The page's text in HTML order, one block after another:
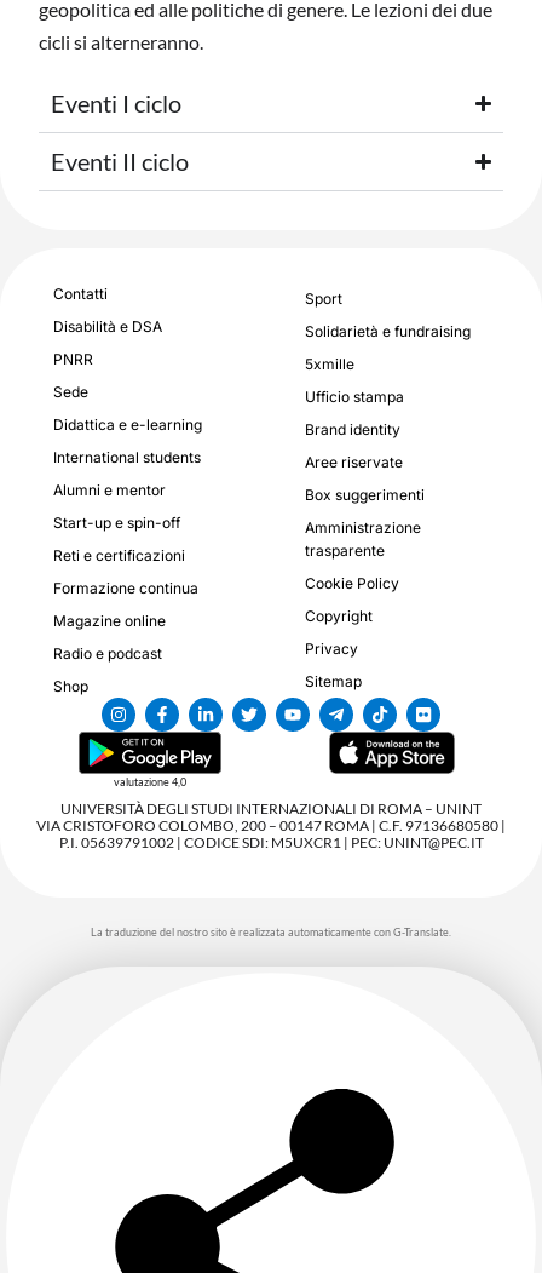
geopolitica ed alle politiche di genere. Le lezioni dei due
cicli si alterneranno.
Eventi I ciclo
Eventi II ciclo
Contatti
Disabilità e DSA
PNRR
Sede
Didattica e e-learning
International students
Alumni e mentor
Start-up e spin-off
Reti e certificazioni
Formazione continua
Magazine online
Radio e podcast
Shop
Sport
Solidarietà e fundraising
5xmille
Ufficio stampa
Brand identity
Aree riservate
Box suggerimenti
Amministrazione
trasparente
Cookie Policy
Copyright
Privacy
Sitemap
valutazione 4,0
UNIVERSITÀ DEGLI STUDI INTERNAZIONALI DI ROMA – UNINT
VIA CRISTOFORO COLOMBO, 200 – 00147 ROMA | C.F. 97136680580 |
P.I. 05639791002 | CODICE SDI: M5UXCR1 | PEC: UNINT@PEC.IT
La traduzione del nostro sito è realizzata automaticamente con G-Translate.